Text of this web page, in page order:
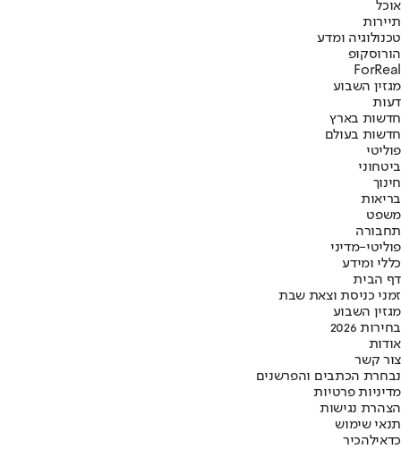
אוכל
תיירות
טכנולוגיה ומדע
הורוסקופ
ForReal
מגזין השבוע
דעות
חדשות בארץ
חדשות בעולם
פוליטי
ביטחוני
חינוך
בריאות
משפט
תחבורה
פוליטי-מדיני
כללי ומידע
דף הבית
זמני כניסת וצאת שבת
מגזין השבוע
בחירות 2026
אודות
צור קשר
נבחרת הכתבים והפרשנים
מדיניות פרטיות
הצהרת נגישות
תנאי שימוש
כדאילהכיר